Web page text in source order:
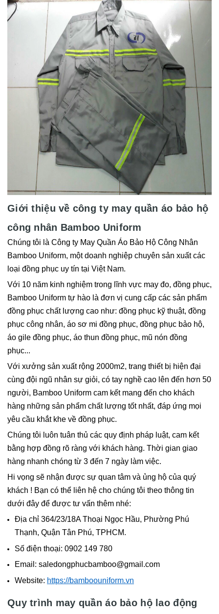
Giới thiệu về công ty may quần áo bảo hộ
công nhân Bamboo Uniform
Chúng tôi là Công ty May Quần Áo Bảo Hộ Công Nhân
Bamboo Uniform, một doanh nghiệp chuyên sản xuất các
loại đồng phục uy tín tại Việt Nam.
Với 10 năm kinh nghiệm trong lĩnh vực may đo, đồng phục,
Bamboo Uniform tự hào là đơn vị cung cấp các sản phẩm
đồng phục chất lượng cao như: đồng phục kỹ thuật, đồng
phục công nhân, áo sơ mi đồng phục, đồng phục bảo hộ,
áo gile đồng phục, áo thun đồng phục, mũ nón đồng
phục...
Với xưởng sản xuất rộng 2000m2, trang thiết bị hiện đại
cùng đội ngũ nhân sự giỏi, có tay nghề cao lên đến hơn 50
người, Bamboo Uniform cam kết mang đến cho khách
hàng những sản phẩm chất lượng tốt nhất, đáp ứng mọi
yêu cầu khắt khe về đồng phục.
Chúng tôi luôn tuân thủ các quy định pháp luật, cam kết
bằng hợp đồng rõ ràng với khách hàng. Thời gian giao
hàng nhanh chóng từ 3 đến 7 ngày làm việc.
Hi vọng sẽ nhận được sự quan tâm và ủng hộ của quý
khách ! Bạn có thể liên hệ cho chúng tôi theo thông tin
dưới đây để được tư vấn thêm nhé:
Địa chỉ 364/23/18A Thoại Ngọc Hầu, Phường Phú
Thạnh, Quận Tân Phú, TPHCM.
Số điện thoại: 0902 149 780
Email: saledongphucbamboo@gmail.com
Website: https://bamboouniform.vn
Quy trình may quần áo bảo hộ lao động